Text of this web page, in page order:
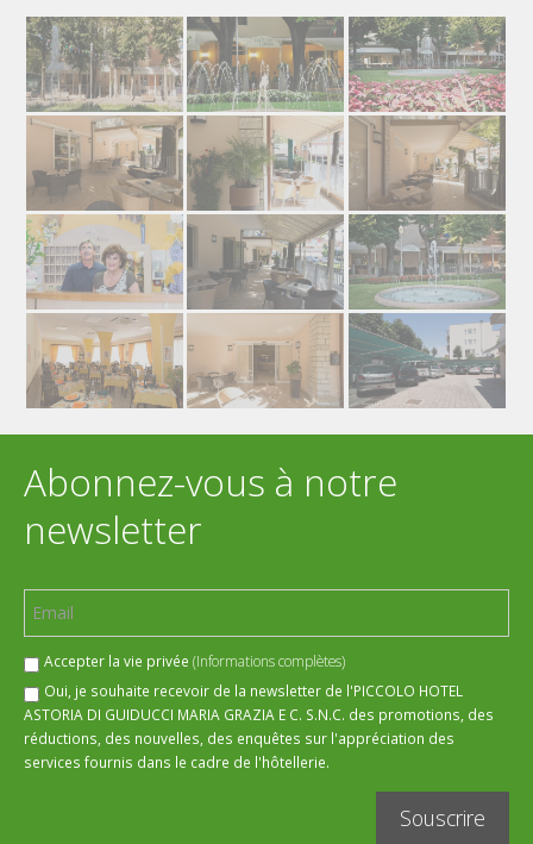
Abonnez-vous à notre
newsletter
Accepter la vie privée (Informations complètes)
Oui, je souhaite recevoir de la newsletter de l'PICCOLO HOTEL
ASTORIA DI GUIDUCCI MARIA GRAZIA E C. S.N.C. des promotions, des
réductions, des nouvelles, des enquêtes sur l'appréciation des
services fournis dans le cadre de l'hôtellerie.